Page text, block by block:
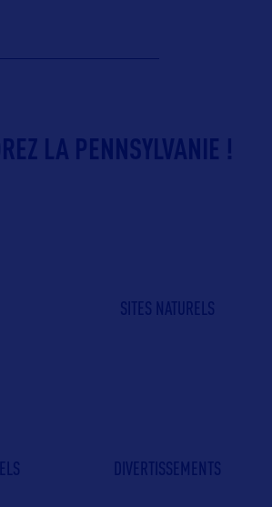
LA PENNSYLVANIE !
SITES NATURELS
DIVERTISSEMENTS